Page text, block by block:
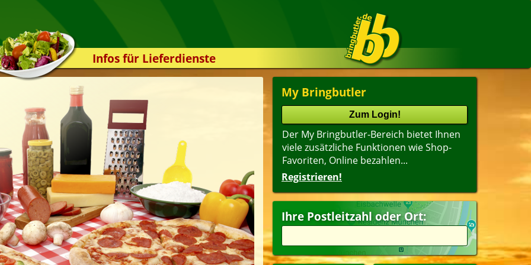
Infos für Lieferdienste
Kassensystem
Zuverlässigkeit
Sicherheit
Der Online-Shop
Das Bestellsystem
Der Bestellvorgang
Übertragung
Testshop
Styles
Kontakt
My Bringbutler
Der My Bringbutler-Bereich bietet Ihnen
viele zusätzliche Funktionen wie Shop-
Favoriten, Online bezahlen...
Registrieren!
Ihre Postleitzahl oder Ort: